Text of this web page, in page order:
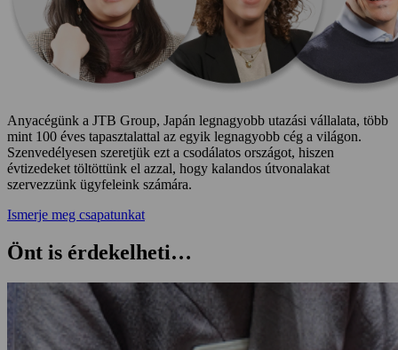
Anyacégünk a JTB Group, Japán legnagyobb utazási vállalata, több
mint 100 éves tapasztalattal az egyik legnagyobb cég a világon.
Szenvedélyesen szeretjük ezt a csodálatos országot, hiszen
évtizedeket töltöttünk el azzal, hogy kalandos útvonalakat
szervezzünk ügyfeleink számára.
Ismerje meg csapatunkat
Önt is érdekelheti…